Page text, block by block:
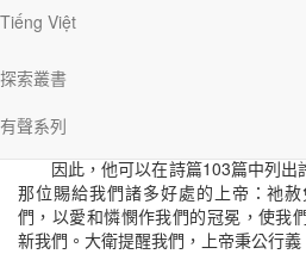
Tiếng Việt
探索叢書
有聲系列
我們能做的是讚美主，如同大衛
中，我們若認定上帝會在我們的生命
面對敵人的威脅，承受他自己犯罪的
因此，他可以在詩篇103篇中列
那位賜給我們諸多好處的上帝：祂
們，以愛和憐憫作我們的冠冕，使我
新我們。大衛提醒我們，上帝秉公行義